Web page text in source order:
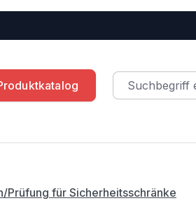
Prüfung für Sicherheitsschränke